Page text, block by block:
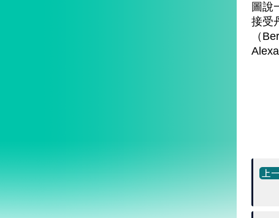
圖說
接受
（